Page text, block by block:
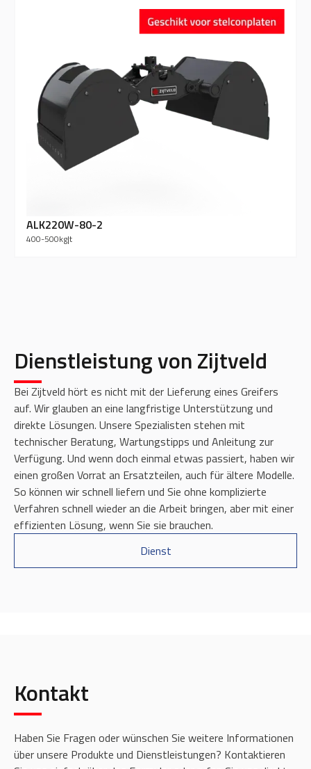
ALK220W-80-2
400-500kg|t
Dienstleistung von Zijtveld
Bei Zijtveld hört es nicht mit der Lieferung eines Greifers
auf. Wir glauben an eine langfristige Unterstützung und
direkte Lösungen. Unsere Spezialisten stehen mit
technischer Beratung, Wartungstipps und Anleitung zur
Verfügung. Und wenn doch einmal etwas passiert, haben wir
einen großen Vorrat an Ersatzteilen, auch für ältere Modelle.
So können wir schnell liefern und Sie ohne komplizierte
Verfahren schnell wieder an die Arbeit bringen, aber mit einer
effizienten Lösung, wenn Sie sie brauchen.
Dienst
Kontakt
Haben Sie Fragen oder wünschen Sie weitere Informationen
über unsere Produkte und Dienstleistungen? Kontaktieren